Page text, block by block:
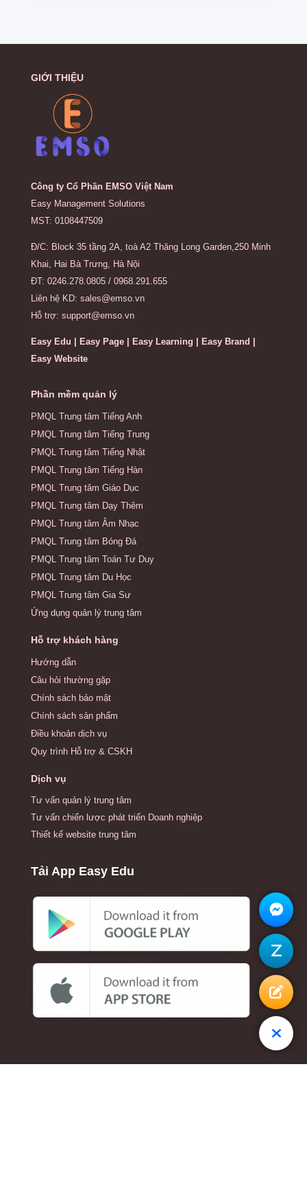
GIỚI THIỆU
Công ty Cổ Phần EMSO Việt Nam
Easy Management Solutions
MST: 0108447509
Đ/C: Block 35 tầng 2A, toà A2 Thăng Long Garden,250 Minh
Khai, Hai Bà Trưng, Hà Nội
ĐT: 0246.278.0805 / 0968.291.655
Liên hệ KD: sales@emso.vn
Hỗ trợ: support@emso.vn
Easy Edu | Easy Page | Easy Learning | Easy Brand |
Easy Website
Phần mềm quản lý
PMQL Trung tâm Tiếng Anh
PMQL Trung tâm Tiếng Trung
PMQL Trung tâm Tiếng Nhật
PMQL Trung tâm Tiếng Hàn
PMQL Trung tâm Giáo Dục
PMQL Trung tâm Dạy Thêm
PMQL Trung tâm Âm Nhạc
PMQL Trung tâm Bóng Đá
PMQL Trung tâm Toán Tư Duy
PMQL Trung tâm Du Học
PMQL Trung tâm Gia Sư
Ứng dụng quản lý trung tâm
Hỗ trợ khách hàng
Hướng dẫn
Câu hỏi thường gặp
Chính sách bảo mật
Chính sách sản phẩm
Điều khoản dịch vụ
Quy trình Hỗ trợ & CSKH
Dịch vụ
Tư vấn quản lý trung tâm
Tư vấn chiến lược phát triển Doanh nghiệp
Thiết kế website trung tâm
Tải App Easy Edu